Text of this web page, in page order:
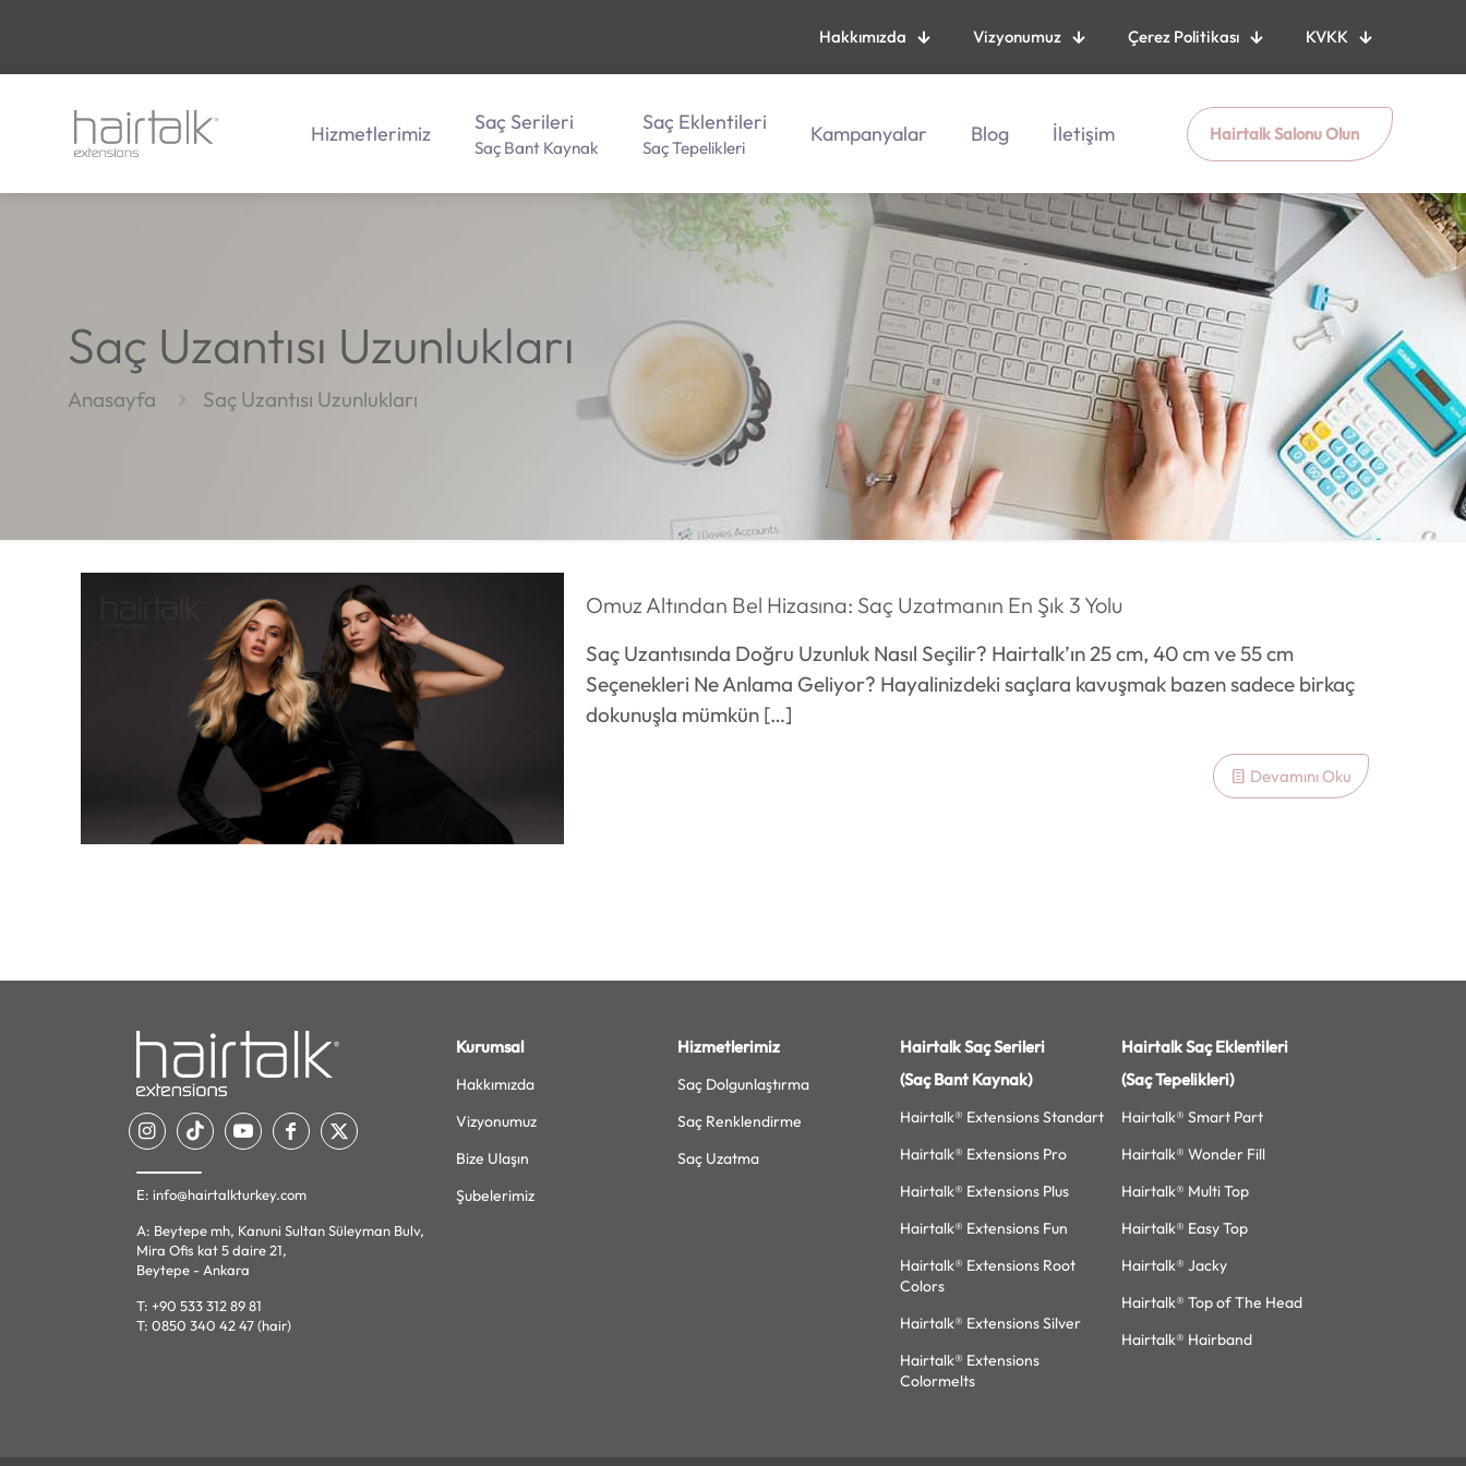
Hakkımızda Vizyonumuz Çerez Politikası KVKK
Hizmetlerimiz Saç Serileri
Saç Bant Kaynak
Saç Eklentileri
Saç Tepelikleri
Kampanyalar Blog İletişim Hairtalk Salonu Olun
Saç Uzantısı Uzunlukları
Anasayfa Saç Uzantısı Uzunlukları
Omuz Altından Bel Hizasına: Saç Uzatmanın En Şık 3 Yolu
Saç Uzantısında Doğru Uzunluk Nasıl Seçilir? Hairtalk’ın 25 cm, 40 cm ve 55 cm
Seçenekleri Ne Anlama Geliyor? Hayalinizdeki saçlara kavuşmak bazen sadece birkaç
dokunuşla mümkün[…]
Devamını Oku
E: info@hairtalkturkey.com
A: Beytepe mh, Kanuni Sultan Süleyman Bulv,
Mira Ofis kat 5 daire 21,
Beytepe - Ankara
T: +90 533 312 89 81
T: 0850 340 42 47 (hair)
Kurumsal
Hakkımızda
Vizyonumuz
Bize Ulaşın
Şubelerimiz
Hizmetlerimiz
Saç Dolgunlaştırma
Saç Renklendirme
Saç Uzatma
Hairtalk Saç Serileri
(Saç Bant Kaynak)
Hairtalk® Extensions Standart
Hairtalk® Extensions Pro
Hairtalk® Extensions Plus
Hairtalk® Extensions Fun
Hairtalk® Extensions Root
Colors
Hairtalk® Extensions Silver
Hairtalk® Extensions
Colormelts
Hairtalk Saç Eklentileri
(Saç Tepelikleri)
Hairtalk® Smart Part
Hairtalk® Wonder Fill
Hairtalk® Multi Top
Hairtalk® Easy Top
Hairtalk® Jacky
Hairtalk® Top of The Head
Hairtalk® Hairband